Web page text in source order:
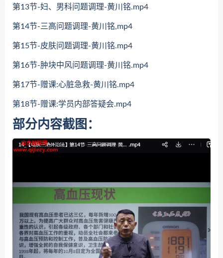
第13节-妇、男科问题调理-黄川铭.mp4
第14节-三高问题调理-黄川铭,mp4
第15节-皮肤问题调理-黄川铭.mp4
第16节-肿块中风问题调理-黄川铭.mp4
第17节-赠课:心脏急救-黄川铭.mp4
第18节-赠课:学员内部答疑会.mp4
部分内容截图：